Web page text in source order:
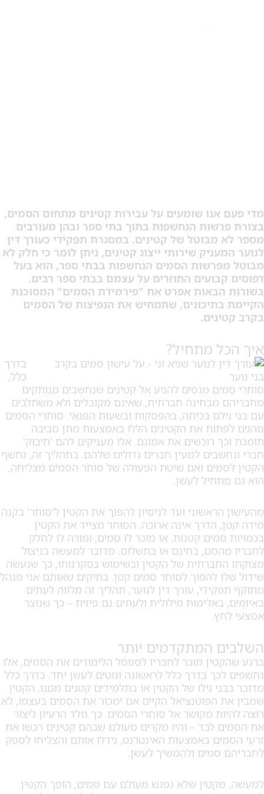
אנו שומעים על עבירות קטינים מתחום הסמים,
הנחשפות בתוך בתי ספר ובהן מעורבים
מבוטל של קטינים. במסגרת תפקידי כעורך דין
שירותי ייצוג קטינים, ניתן לומר כי חלק לא
הסמים הנחשפות בבתי ספר, הוא בעל
החוזרים על עצמם בבתי ספר רבים.
הבאות אפרט את "פירמידת הסמים" המסוכנת
שתמחיש את הנפיצות של הסמים
מתחיל?
בדרך
מנסים להגיע אל קטינים שנחשבים מנותקים
מבחינה חברתית, שאינם מקובלים ולא משתלבים
בכיתה, בהפסקות ובשעות הפנאי. סוחרי הסמים
את הקטינים הללו באמצעות מתן סביבה
רוכשים את אמונם. אלו מעניקים להם 'חיבוק'
למעין חברים גדולים שלהם. בתהליך זה, נחשף
ואם שיטת הפעולה של סוחר הסמים מצליחה,
לעשן.
ועד לניסיון להפוך את הקטין ל'סוחר' בקנה
הדרך אינה ארוכה. הסוחר מצייד את הקטין
קטנות, או מוכר לו סמים, ומורה לו לחלק
בחינם או בתשלום. מדובר למעשה בניצול
של הקטין ובשימוש בסקרנותו, כך שנעשה
להפוך לסוחר סמים קטן. בתיקים שאותם אני מנהל
עורך דין לנוער, תהליך זה מלווה לעתים
באלימות מילולית ולעתים גם פיזית – כך שנוצר
המתקדמים יותר
מוכר לחבריו לספסל הלימודים את הסמים, אלו
בדרך כלל לראשונה ונוטים לעשן יחד. בדרך כלל
גילו של הקטין או בתלמידים קטנים ממנו. הקטין
הפוטנציאל הקיים אם ימכור את הסמים בעצמו, לא
מקושר אל סוחרי הסמים. כך נולד הרעיון ליצור
לבד – והיו מקרים מעולם שבהם קטינים רכשו את
באמצעות האינטרנט, גידלו אותם והצליחו לספק
סמים ולהמשיך לעשן.
שלא נפגש מעולם עם סמים, הופך הקטין